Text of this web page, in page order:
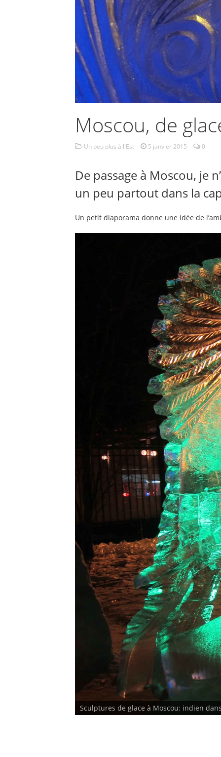
Moscou, de
Un peu plus à l'Est 5 janvier 2015 0
De passage à Moscou, je
un peu partout dans la
Un petit diaporama donne une idée de
Sculptures de glace à Moscou: indien